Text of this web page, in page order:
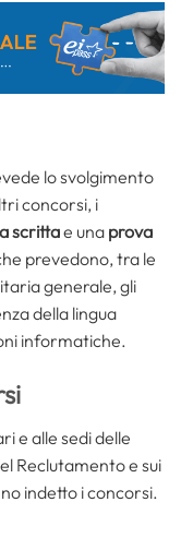
lo svolgimento
concorsi, i
scrittae una prova
prevedono, tra le
generale, gli
della lingua
informatiche.
e alle sedi delle
Reclutamento e sui
indetto i concorsi.